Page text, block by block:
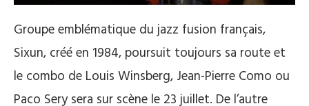
Groupe emblématique du jazz fusion français,
Sixun, créé en 1984, poursuit toujours sa route et
le combo de Louis Winsberg, Jean-Pierre Como ou
Paco Sery sera sur scène le 23 juillet. De l’autre